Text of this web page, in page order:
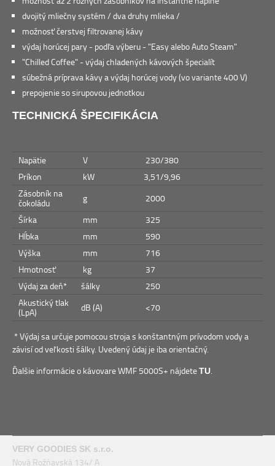
dvojitý mliečny systém / dva druhy mlieka /
možnosť čerstvej filtrovanej kávy
výdaj horúcej pary - podľa výberu - "Easy alebo Auto Steam"
"Chilled Coffee" - výdaj chladených kávových špecialít
súbežná príprava kávy a výdaj horúcej vody (vo variante 400 V)
prepojenie so sirupovou jednotkou
TECHNICKÁ ŠPECIFIKÁCIA
Napätie V
230/380
Príkon
kW
3,51/9,96
Zásobník na
čokoládu
g
2000
Šírka
mm
325
Hĺbka
mm
590
Výška
mm
716
Hmotnosť
kg
37
Výdaj za deň*
šálky
250
Akustický tlak
(LpA)
dB (A) <70
* Výdaj sa určuje pomocou stroja s konštantným prívodom vody a
závisí od veľkosti šálky. Uvedený údaj je iba orientačný.
Ďalšie informácie o kávovare WMF 5000S+ nájdeteTU
VERY GOODIES SK s.r.o.
Nová Rožňavská 134/ A